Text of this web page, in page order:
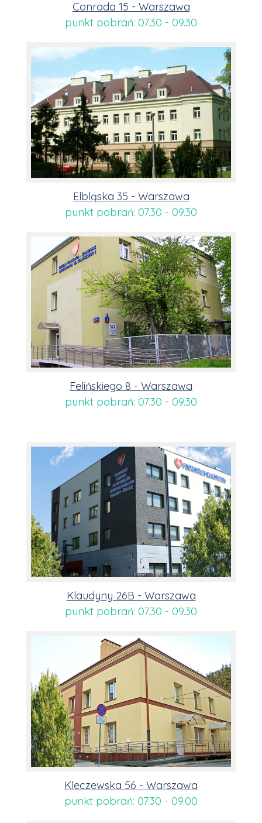
Conrada 15 - Warszawa
punkt pobrań: 07.30 - 09.30
Elbląska 35 - Warszawa
punkt pobrań: 07.30 - 09.30
Felińskiego 8 - Warszawa
punkt pobrań: 07.30 - 09.30
Klaudyny 26B - Warszawa
punkt pobrań: 07.30 - 09.30
Kleczewska 56 - Warszawa
punkt pobrań: 07.30 - 09.00